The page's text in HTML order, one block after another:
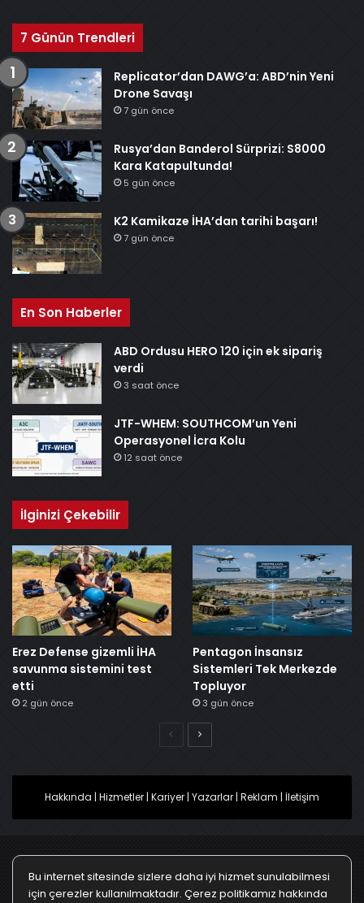
7 Günün Trendleri
Replicator’dan DAWG’a: ABD’nin Yeni
Drone Savaşı
7 gün önce
Rusya’dan Banderol Sürprizi: S8000
Kara Katapultunda!
5 gün önce
K2 Kamikaze İHA’dan tarihi başarı!
7 gün önce
En Son Haberler
ABD Ordusu HERO 120 için ek sipariş
verdi
3 saat önce
JTF-WHEM: SOUTHCOM’un Yeni
Operasyonel İcra Kolu
12 saat önce
İlginizi Çekebilir
Erez Defense gizemli İHA
savunma sistemini test
etti
2 gün önce
Pentagon İnsansız
Sistemleri Tek Merkezde
Topluyor
3 gün önce
ÖncekiSonraki
Hakkında | Hizmetler | Kariyer | Yazarlar | Reklam | İletişim
Ana Sayfa Gizlilik Politikası Çerez Politikası
Bu internet sitesinde sizlere daha iyi hizmet sunulabilmesi
için çerezler kullanılmaktadır. Çerez politikamız hakkında